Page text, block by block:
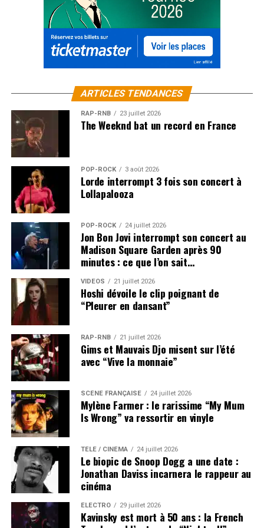
ARTICLES TENDANCES
RAP-RNB 23 juillet 2026
The Weeknd bat un record en France
POP-ROCK 3 août 2026
Lorde interrompt 3 fois son concert à
Lollapalooza
POP-ROCK 24 juillet 2026
Jon Bon Jovi interrompt son concert au
Madison Square Garden après 90
minutes : ce que l’on sait…
VIDEOS 21 juillet 2026
Hoshi dévoile le clip poignant de
“Pleurer en dansant”
RAP-RNB 21 juillet 2026
Gims et Mauvais Djo misent sur l’été
avec “Vive la monnaie”
SCÈNE FRANÇAISE 24 juillet 2026
Mylène Farmer : le rarissime “My Mum
Is Wrong” va ressortir en vinyle
TÉLÉ / CINÉMA 24 juillet 2026
Le biopic de Snoop Dogg a une date :
Jonathan Daviss incarnera le rappeur au
cinéma
ÉLECTRO 29 juillet 2026
Kavinsky est mort à 50 ans : la French